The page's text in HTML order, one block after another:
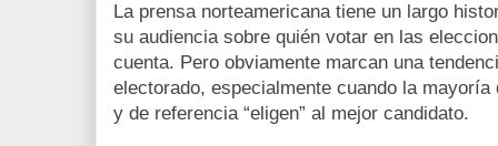
La prensa norteamericana tiene un largo
su audiencia sobre quién votar en las
cuenta. Pero obviamente marcan una
electorado, especialmente cuando la
y de referencia “eligen” al mejor candidato.